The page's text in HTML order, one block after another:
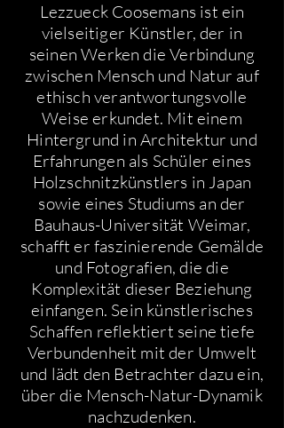
Lezzueck Coosemans ist ein
vielseitiger Künstler, der in
seinen Werken die Verbindung
zwischen Mensch und Natur auf
ethisch verantwortungsvolle
Weise erkundet. Mit einem
Hintergrund in Architektur und
Erfahrungen als Schüler eines
Holzschnitzkünstlers in Japan
sowie eines Studiums an der
Bauhaus-Universität Weimar,
schafft er faszinierende Gemälde
und Fotografien, die die
Komplexität dieser Beziehung
einfangen. Sein künstlerisches
Schaffen reflektiert seine tiefe
Verbundenheit mit der Umwelt
und lädt den Betrachter dazu ein,
über die Mensch-Natur-Dynamik
nachzudenken.